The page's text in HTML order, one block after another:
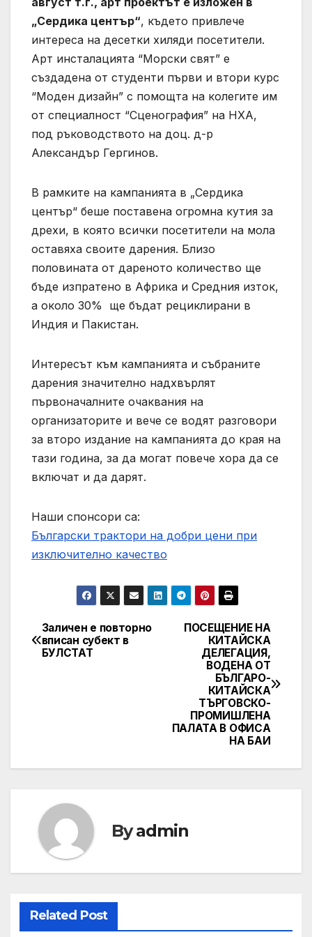
„Сердика център“, където привлече
интереса на десетки хиляди посетители.
Арт инсталацията “Морски свят” е
създадена от студенти първи и втори курс
“Моден дизайн” с помощта на колегите им
от специалност “Сценография” на НХА,
под ръководството на доц. д-р
Александър Гергинов.
В рамките на кампанията в „Сердика
център“ беше поставена огромна кутия за
дрехи, в която всички посетители на мола
оставяха своите дарения. Близо
половината от дареното количество ще
бъде изпратено в Африка и Средния изток,
а около 30% ще бъдат рециклирани в
Индия и Пакистан.
Интересът към кампанията и събраните
дарения значително надхвърлят
първоначалните очаквания на
организаторите и вече се водят разговори
за второ издание на кампанията до края на
тази година, за да могат повече хора да се
включат и да дарят.
Наши спонсори са:
Български трактори на добри цени при
изключително качество
Post
navigation
ПОСЕЩЕНИЕ НА
КИТАЙСКА
ДЕЛЕГАЦИЯ,
ВОДЕНА ОТ
БЪЛГАРО-
КИТАЙСКА
ТЪРГОВСКО-
ПРОМИШЛЕНА
ПАЛАТА В ОФИСА
НА БАИ
Заличен е повторно
вписан субект в
БУЛСТАТ
Byadmin
Related Post